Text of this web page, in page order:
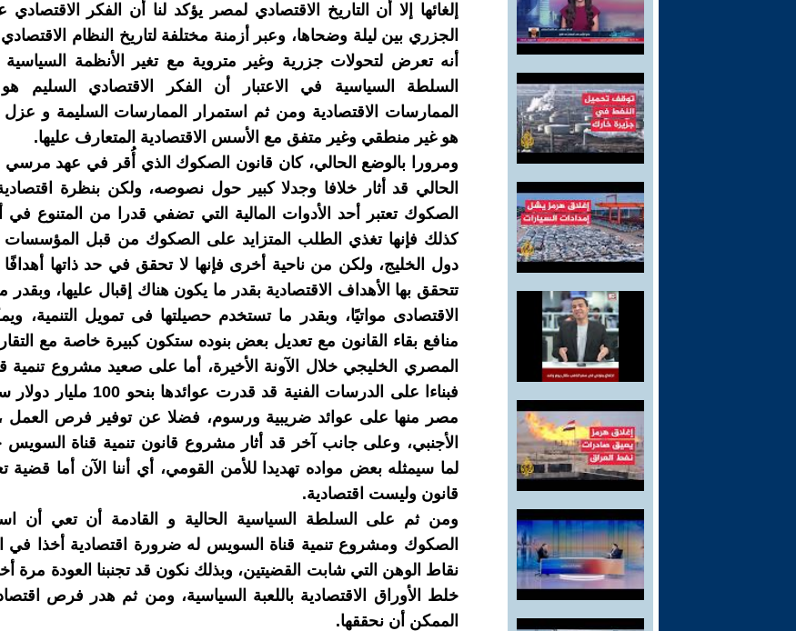
إلغائها إلا أن التاريخ الاقتصادي لمصر يؤكد لنا أن الفكر
الجزري بين ليلة وضحاها، وعبر أزمنة مختلفة لتاريخ النظام
أنه تعرض لتحولات جزرية وغير متروية مع تغير الأنظمة
السلطة السياسية في الاعتبار أن الفكر الاقتصادي السليم
الممارسات الاقتصادية ومن ثم استمرار الممارسات السليمة و
هو غير منطقي وغير متفق مع الأسس الاقتصادية المتعارف عليها.
ومرورا بالوضع الحالي، كان قانون الصكوك الذي أُقر في عهد مرسي
الحالي قد أثار خلافا وجدلا كبير حول نصوصه، ولكن بنظرة
الصكوك تعتبر أحد الأدوات المالية التي تضفي قدرا من المتنوع في
كذلك فإنها تغذي الطلب المتزايد على الصكوك من قبل المؤسسات
دول الخليج، ولكن من ناحية أخرى فإنها لا تحقق في حد ذاتها أهدافًا
تتحقق بها الأهداف الاقتصادية بقدر ما يكون هناك إقبال عليها، وبقدر
الاقتصادى مواتيًا، وبقدر ما تستخدم حصيلتها فى تمويل التنمية،
منافع بقاء القانون مع تعديل بعض بنوده ستكون كبيرة خاصة مع
المصري الخليجي خلال الآونة الأخيرة، أما على صعيد مشروع تنمية
فبناءا على الدرسات الفنية قد قدرت
مصر منها على عوائد ضريبية ورسوم، فضلا عن توفير فرص العمل ،
الأجنبي، وعلى جانب آخر قد أثار مشروع قانون تنمية قناة السويس
لما سيمثله بعض مواده تهديدا للأمن القومي، أي أننا الآن أما
قانون وليست اقتصادية.
ومن ثم على السلطة السياسية الحالية و القادمة أن تعي أن
الصكوك ومشروع تنمية قناة السويس له ضرورة اقتصادية أخذا في
نقاط الوهن التي شابت القضيتين، وبذلك نكون قد تجنبنا العودة مرة
خلط الأوراق الاقتصادية باللعبة السياسية، ومن ثم هدر فرص
الممكن أن نحققها.